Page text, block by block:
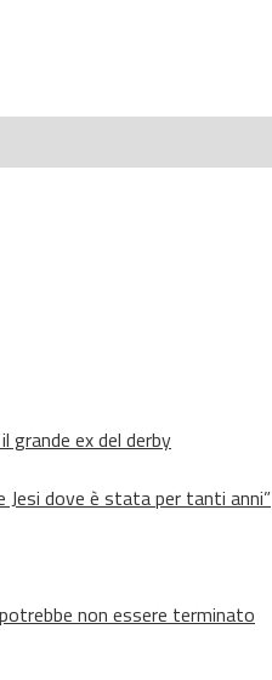
grande ex del derby
Jesi dove è stata per tanti anni”
non essere terminato